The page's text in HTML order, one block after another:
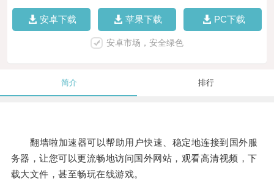
安卓下载 苹果下载 PC下载
安卓市场，安全绿色
简介 排行
翻墙啦加速器可以帮助用户快速、稳定地连接到国外服
务器，让您可以更流畅地访问国外网站，观看高清视频，下
载大文件，甚至畅玩在线游戏。